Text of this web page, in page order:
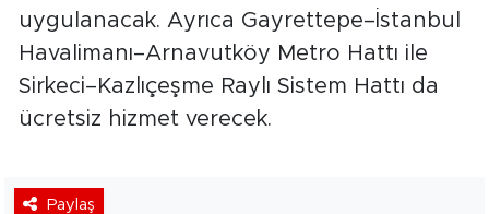
uygulanacak. Ayrıca Gayrettepe–İstanbul
Havalimanı–Arnavutköy Metro Hattı ile
Sirkeci–Kazlıçeşme Raylı Sistem Hattı da
ücretsiz hizmet verecek.
Paylaş